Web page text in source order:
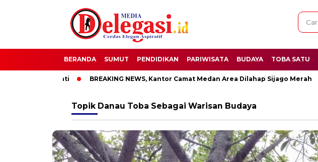
BERANDA SUMUT PENDIDIKAN PARIWISATA BUDAYA TOBA SATU
BREAKING NEWS, Kantor Camat Medan Area Dilahap Sijago Merah
Topik Danau Toba Sebagai Warisan Budaya